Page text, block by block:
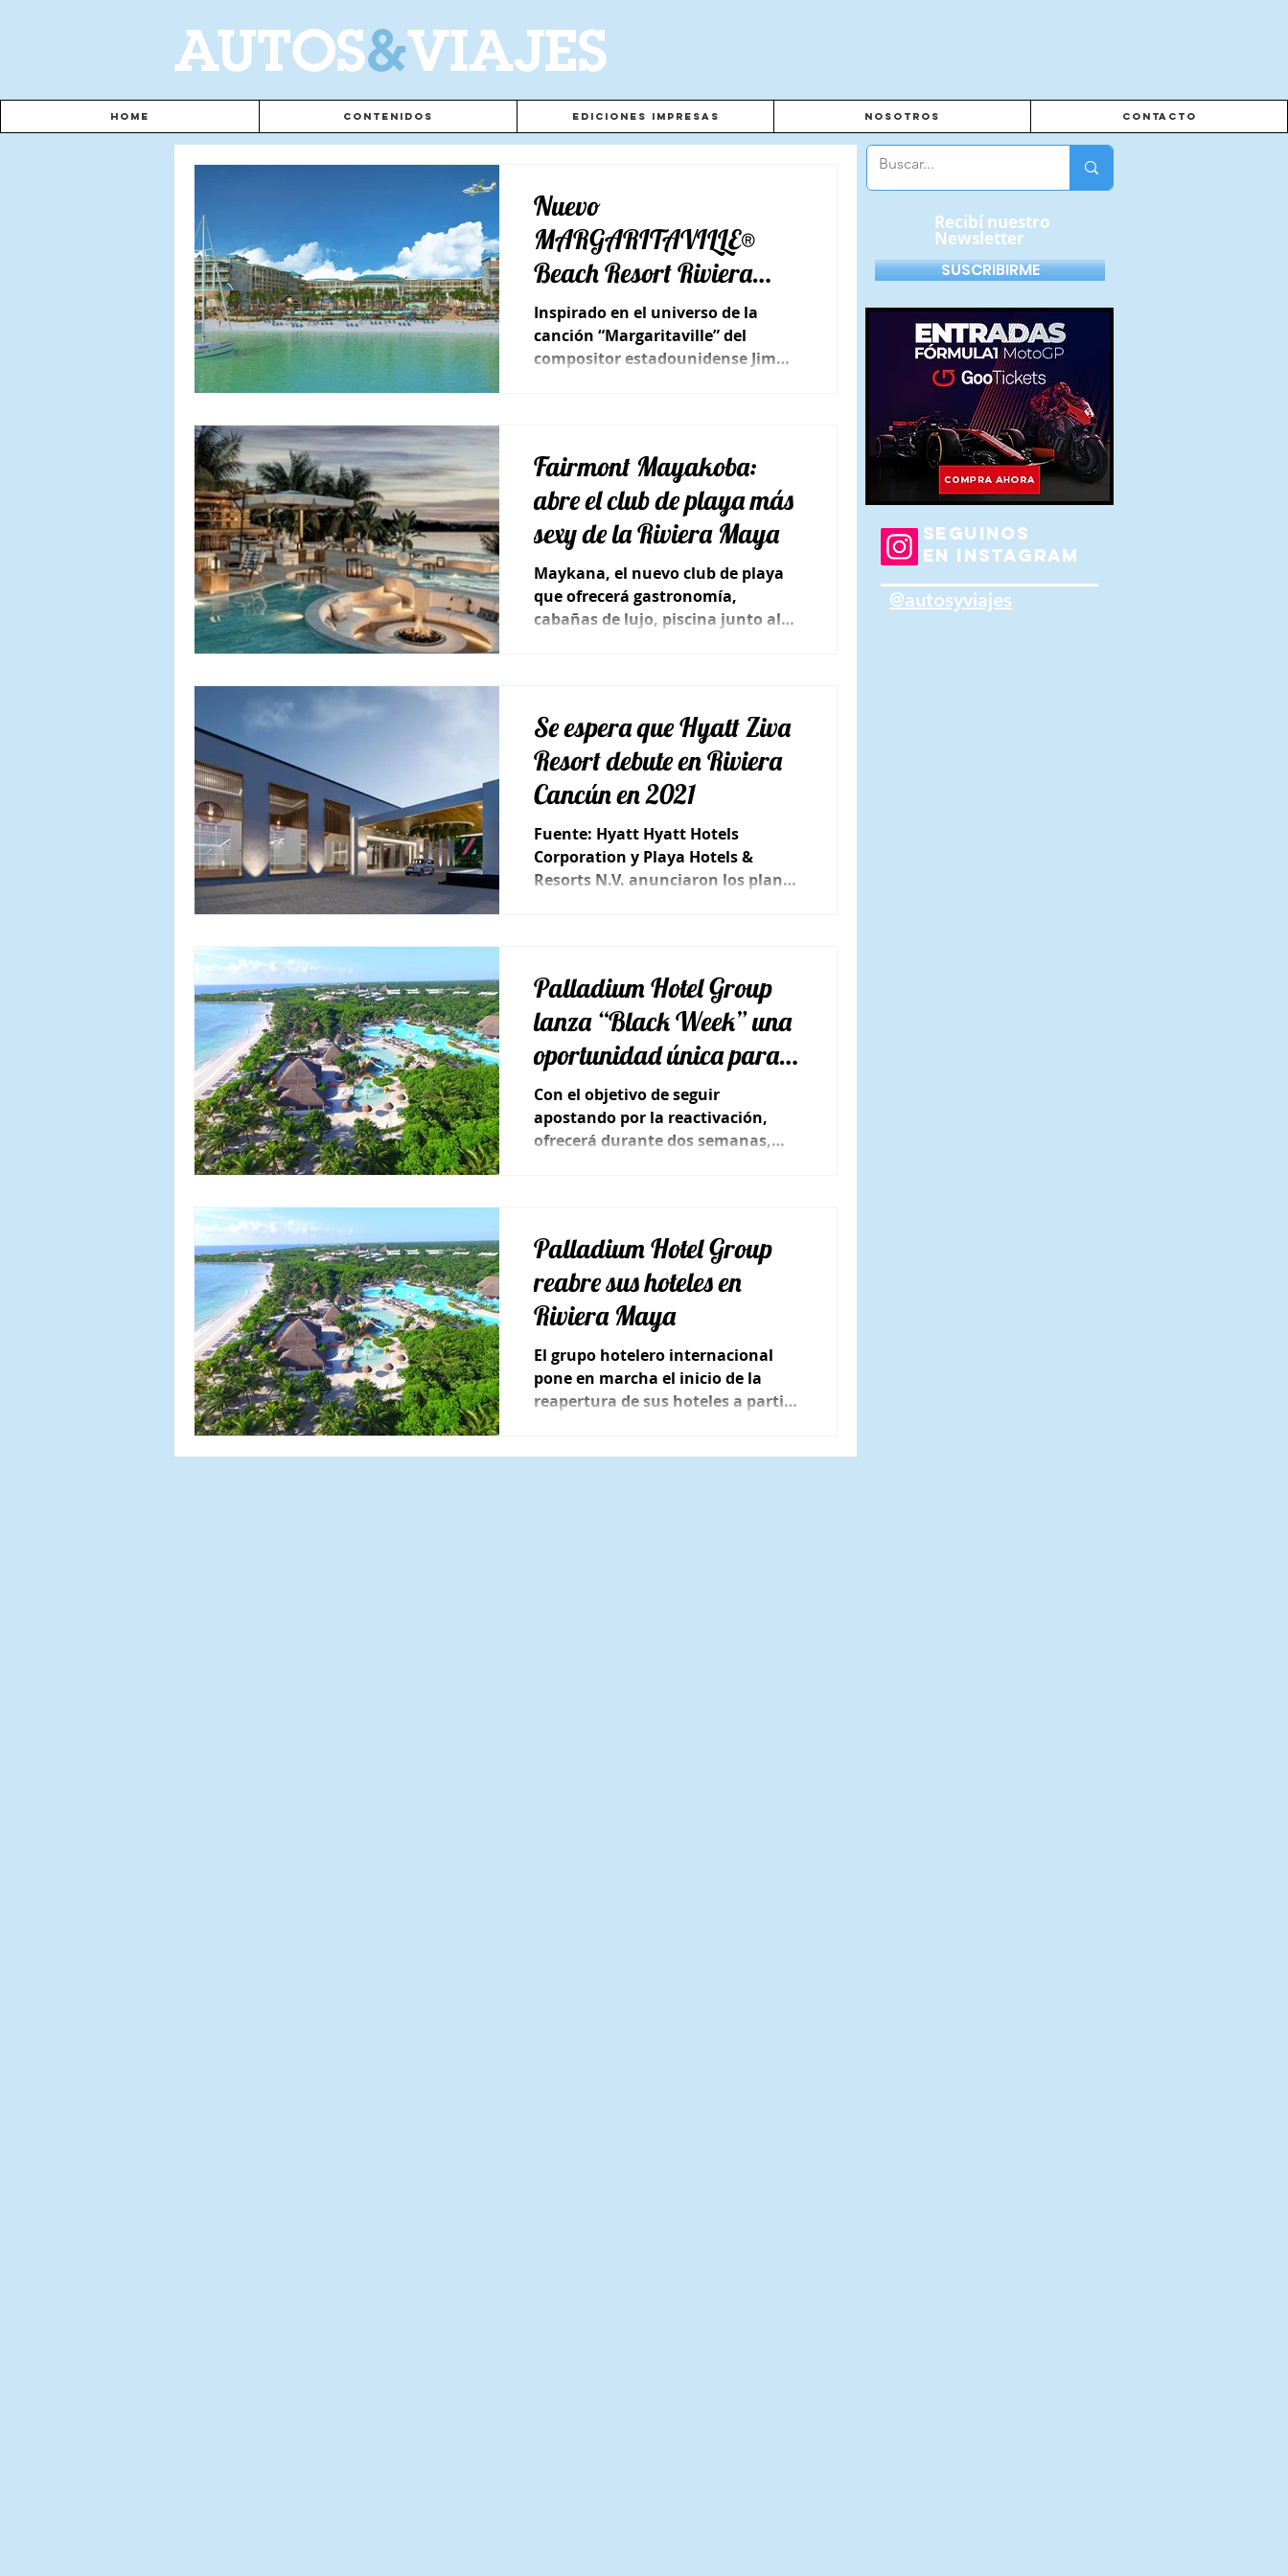
AUTOS&VIAJES
Home Contenidos Ediciones Impresas Nosotros Contacto
Nuevo
MARGARITAVILLE®
Beach Resort Riviera
Maya
Inspirado en el universo de la
canción “Margaritaville” del
compositor estadounidense Jimmy
Fairmont Mayakoba:
abre el club de playa más
sexy de la Riviera Maya
Maykana, el nuevo club de playa
que ofrecerá gastronomía,
cabañas de lujo, piscina junto al
Se espera que Hyatt Ziva
Resort debute en Riviera
Cancún en 2021
Fuente: Hyatt Hyatt Hotels
Corporation y Playa Hotels &
Resorts N.V. anunciaron los planes
Palladium Hotel Group
lanza “Black Week” una
oportunidad única para
volver a viajar
Con el objetivo de seguir
apostando por la reactivación,
ofrecerá durante dos semanas,
Palladium Hotel Group
reabre sus hoteles en
Riviera Maya
El grupo hotelero internacional
pone en marcha el inicio de la
reapertura de sus hoteles a partir
SEGUINOS
EN INSTAGRAM
@autosyviajes
Recibí nuestro
Newsletter
SUSCRIBIRME